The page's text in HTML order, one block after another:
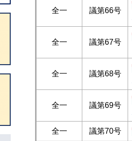
全一 議第66号
全一 議第67号
全一 議第68号
全一 議第69号
全一 議第70号